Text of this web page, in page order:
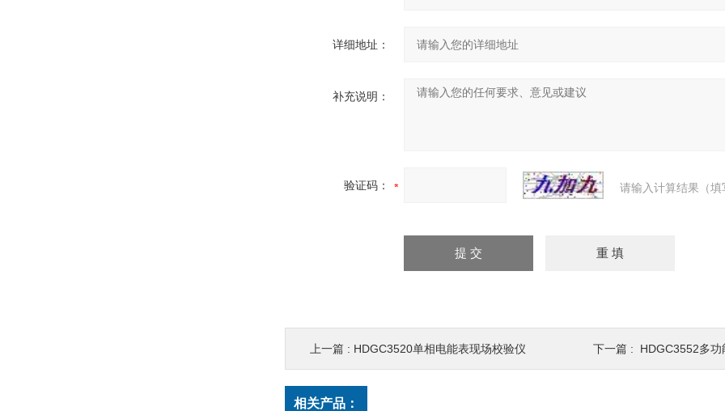
详细地址：
补充说明：
验证码： 请输入计算结果（
上一篇 : HDGC3520单相电能表现场校验仪 下一篇 : HDGC3552多功
相关产品：